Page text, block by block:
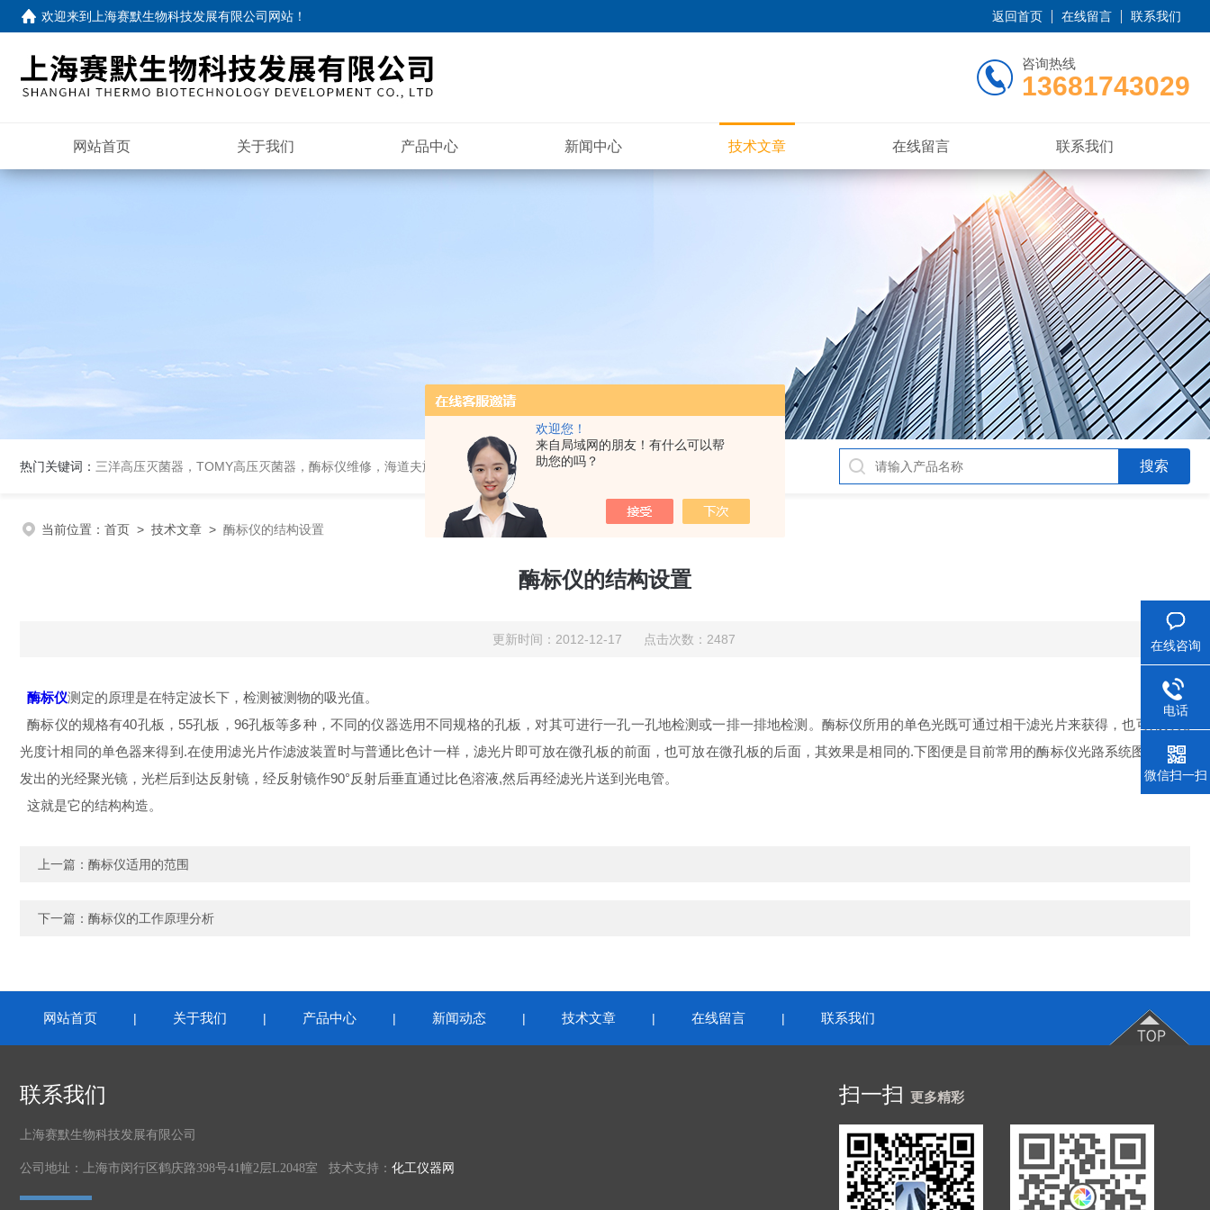
欢迎您！
来自局域网的朋友！有什么可以帮
助您的吗？
欢迎来到 上海赛默生物科技发展有限公司网站 ！ 返回首页 在线留言 联系我们
咨询热线
13681743029
网站首页 关于我们 产品中心 新闻中心 技术文章 在线留言 联系我们
热门关键词： 三洋高压灭菌器，TOMY高压灭菌器，酶标仪维修，海道夫旋转蒸发仪
当前位置： 首页 > 技术文章 > 酶标仪的结构设置
酶标仪的结构设置
更新时间：2012-12-17 点击次数：2487
酶标仪测定的原理是在特定波长下，检测被测物的吸光值。
酶标仪的规格有40孔板，55孔板，96孔板等多种，不同的仪器选用不同规格的孔板，对其可进行一孔一孔地检测或一排一排地检测 。 酶标仪所用的单色光既可通过相干滤光片来获得，也可用分光
光度计相同的单色器来得到.在使用滤光片作滤波装置时与普通比色计一样，滤光片即可放在微孔板的前面，也可放在微孔板的后面，其效果是相同的.下图便是目前常用的酶标仪光路系统图.光源灯
发出的光经聚光镜，光栏后到达反射镜，经反射镜作90°反射后垂直通过比色溶液,然后再经滤光片送到光电管。
这就是它的结构构造。
上一篇： 酶标仪适用的范围
下一篇： 酶标仪的工作原理分析
网站首页 | 关于我们 | 产品中心 | 新闻动态 | 技术文章 | 在线留言 | 联系我们
联系我们
上海赛默生物科技发展有限公司
公司地址：上海市闵行区鹤庆路398号41幢2层L2048室 技术支持： 化工仪器网
扫一扫 更多精彩
在线咨询
电话
微信扫一扫